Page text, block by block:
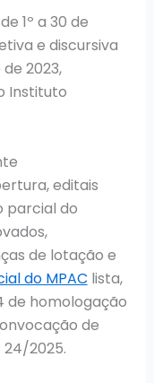
1º a 30 de
e discursiva
2023,
Instituto
editais
parcial do
de lotação e
do MPAC lista,
de homologação
de
2025.